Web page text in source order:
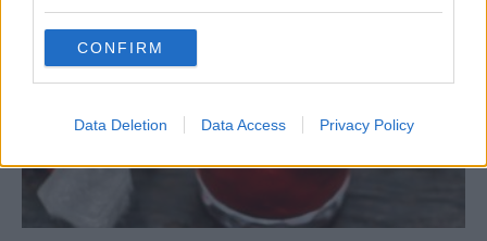
use your data for below specified purposes in below Google
consent section.
CONFIRM
Data Deletion Data Access Privacy Policy